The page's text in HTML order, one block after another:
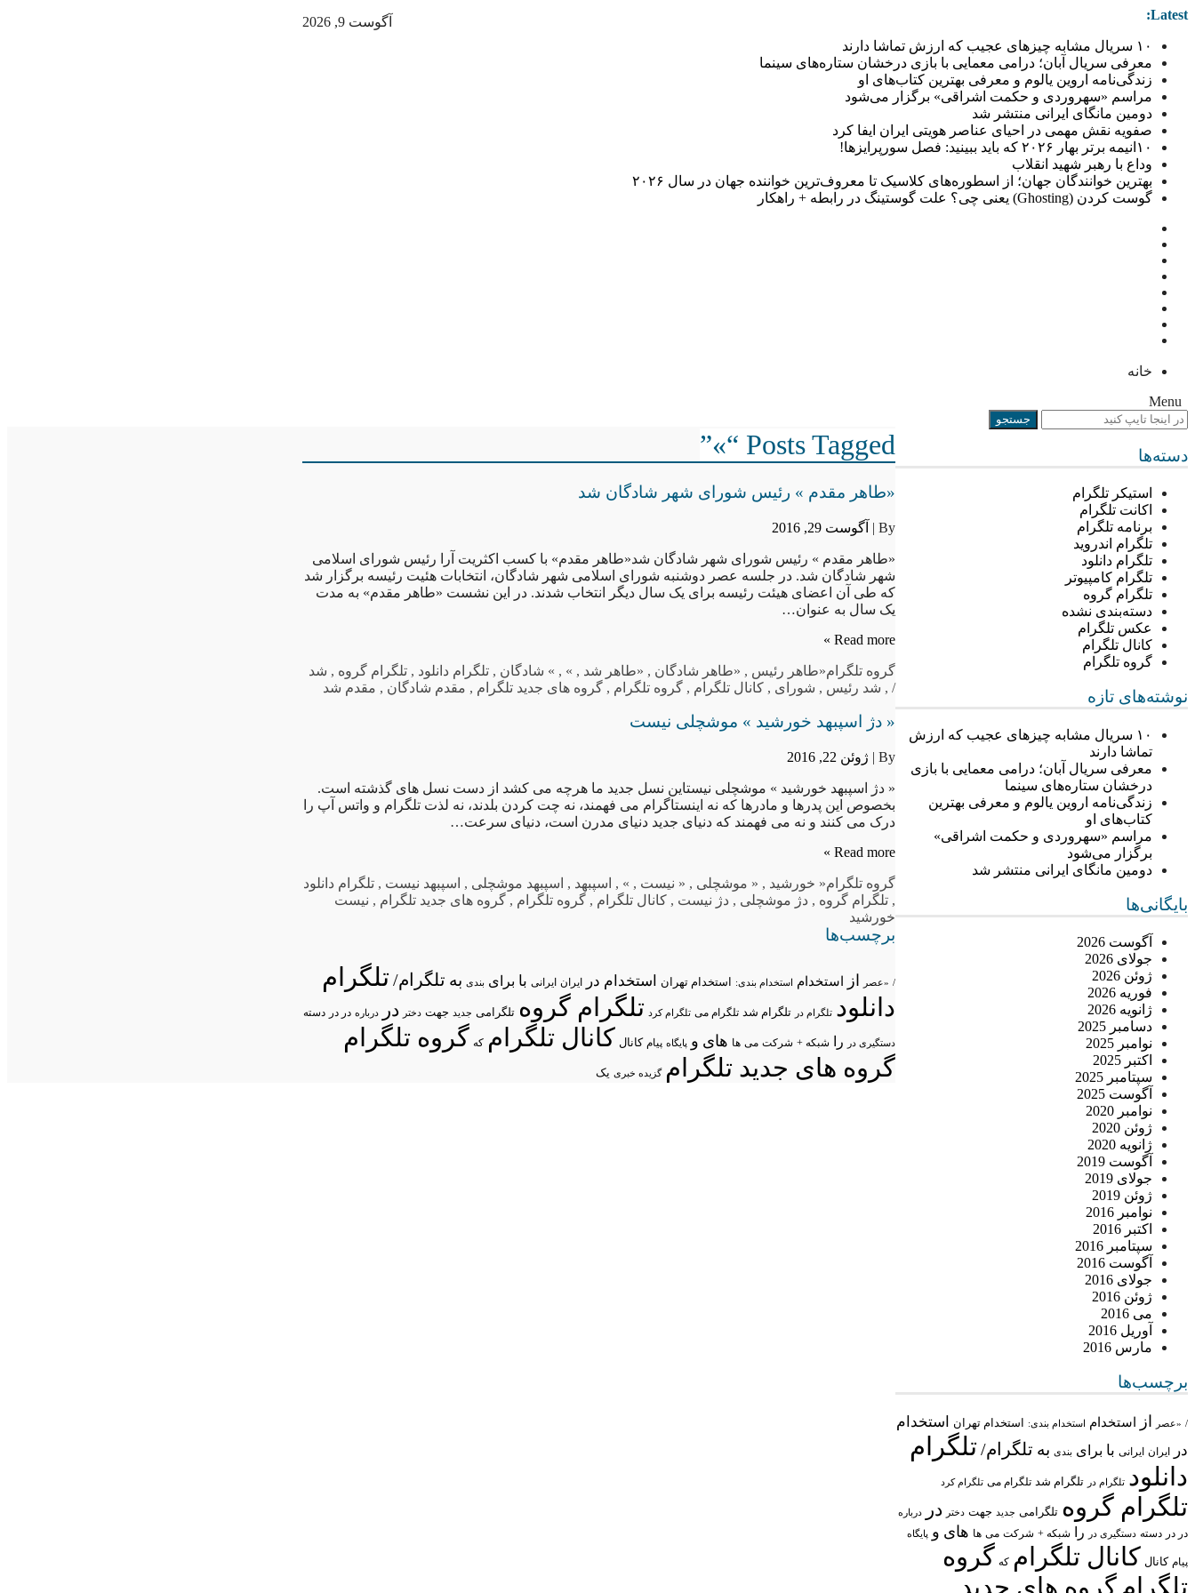
آگوست 9, 2026 Latest:
۱۰ سریال مشابه چیزهای عجیب که ارزش تماشا دارند
معرفی سریال آبان؛ درامی معمایی با بازی درخشان ستاره‌های سینما
زندگی‌نامه اروین یالوم و معرفی بهترین کتاب‌های او
مراسم «سهروردی و حکمت اشراقی» برگزار می‌شود
دومین مانگای ایرانی منتشر شد
صفویه نقش مهمی در احیای عناصر هویتی ایران ایفا کرد
۱۰انیمه برتر بهار ۲۰۲۶ که باید ببینید: فصل سورپرایزها!
وداع با رهبر شهید انقلاب
بهترین خوانندگان جهان؛ از اسطوره‌های کلاسیک تا معروف‌ترین خواننده جهان در سال ۲۰۲۶
گوست کردن (Ghosting) یعنی چی؟ علت گوستینگ در رابطه + راهکار
خانه
Menu
دسته‌ها
استیکر تلگرام
اکانت تلگرام
برنامه تلگرام
تلگرام اندروید
تلگرام دانلود
تلگرام کامپیوتر
تلگرام گروه
دسته‌بندی نشده
عکس تلگرام
کانال تلگرام
گروه تلگرام
نوشته‌های تازه
۱۰ سریال مشابه چیزهای عجیب که ارزش
تماشا دارند
معرفی سریال آبان؛ درامی معمایی با بازی
درخشان ستاره‌های سینما
زندگی‌نامه اروین یالوم و معرفی بهترین
کتاب‌های او
مراسم «سهروردی و حکمت اشراقی»
برگزار می‌شود
دومین مانگای ایرانی منتشر شد
بایگانی‌ها
آگوست 2026
جولای 2026
ژوئن 2026
فوریه 2026
ژانویه 2026
دسامبر 2025
نوامبر 2025
اکتبر 2025
سپتامبر 2025
آگوست 2025
نوامبر 2020
ژوئن 2020
ژانویه 2020
آگوست 2019
جولای 2019
ژوئن 2019
نوامبر 2016
اکتبر 2016
سپتامبر 2016
آگوست 2016
جولای 2016
ژوئن 2016
می 2016
آوریل 2016
مارس 2016
برچسب‌ها
/ «عصر از استخدام استخدام بندی: استخدام تهران
استخدام
در
ایران ایرانی با برای بندی به تلگرام/ تلگرام
دانلود تلگرام در تلگرام شد تلگرام می تلگرام کرد
تلگرام گروه تلگرامی جدید جهت دختر در درباره
در در دسته دستگیری در را شبکه + شرکت می ها های و پایگاه
پیام کانال کانال تلگرام که گروه
تلگرام گروه های جدید
Posts Tagged “»”
«طاهر مقدم » رئیس شورای شهر شادگان شد
By | آگوست 29, 2016
«طاهر مقدم » رئیس شورای شهر شادگان شد«طاهر مقدم» با کسب اکثریت آرا رئیس شورای اسلامی
شهر شادگان شد. در جلسه عصر دوشنبه شورای اسلامی شهر شادگان، انتخابات هئیت رئیسه برگزار شد
که طی آن اعضای هیئت رئیسه برای یک سال دیگر انتخاب شدند. در این نشست «طاهر مقدم» به مدت
یک سال به عنوان…
Read more »
گروه تلگرام«طاهر رئیس , «طاهر شادگان , «طاهر شد ,
»
, » شادگان , تلگرام دانلود , تلگرام گروه , شد
/
, شد رئیس , شورای , کانال تلگرام , گروه تلگرام , گروه های جدید تلگرام , مقدم شادگان , مقدم شد
« دژ اسپبهد خورشید » موشچلی نیست
By | ژوئن 22, 2016
« دژ اسپبهد خورشید » موشچلی نیستاین نسل جدید ما هرچه می کشد از دست نسل های گذشته است.
بخصوص این پدرها و مادرها که نه اینستاگرام می فهمند، نه چت کردن بلدند، نه لذت تلگرام و واتس آپ را
درک می کنند و نه می فهمند که دنیای جدید دنیای مدرن است، دنیای سرعت…
Read more »
گروه تلگرام« خورشید , « موشچلی , « نیست ,
»
, اسپبهد , اسپبهد موشچلی , اسپبهد نیست , تلگرام دانلود
, تلگرام گروه , دژ موشچلی , دژ نیست , کانال تلگرام , گروه تلگرام , گروه های جدید تلگرام , نیست
خورشید
برچسب‌ها
/ «عصر از استخدام استخدام بندی: استخدام تهران استخدام در ایران ایرانی با برای بندی به تلگرام/ تلگرام
دانلود تلگرام در تلگرام شد تلگرام می تلگرام کرد تلگرام گروه تلگرامی جدید جهت دختر در درباره در در دسته
دستگیری در را شبکه + شرکت می ها های و پایگاه پیام کانال کانال تلگرام که گروه تلگرام
گروه های جدید تلگرام گزیده خبری یک